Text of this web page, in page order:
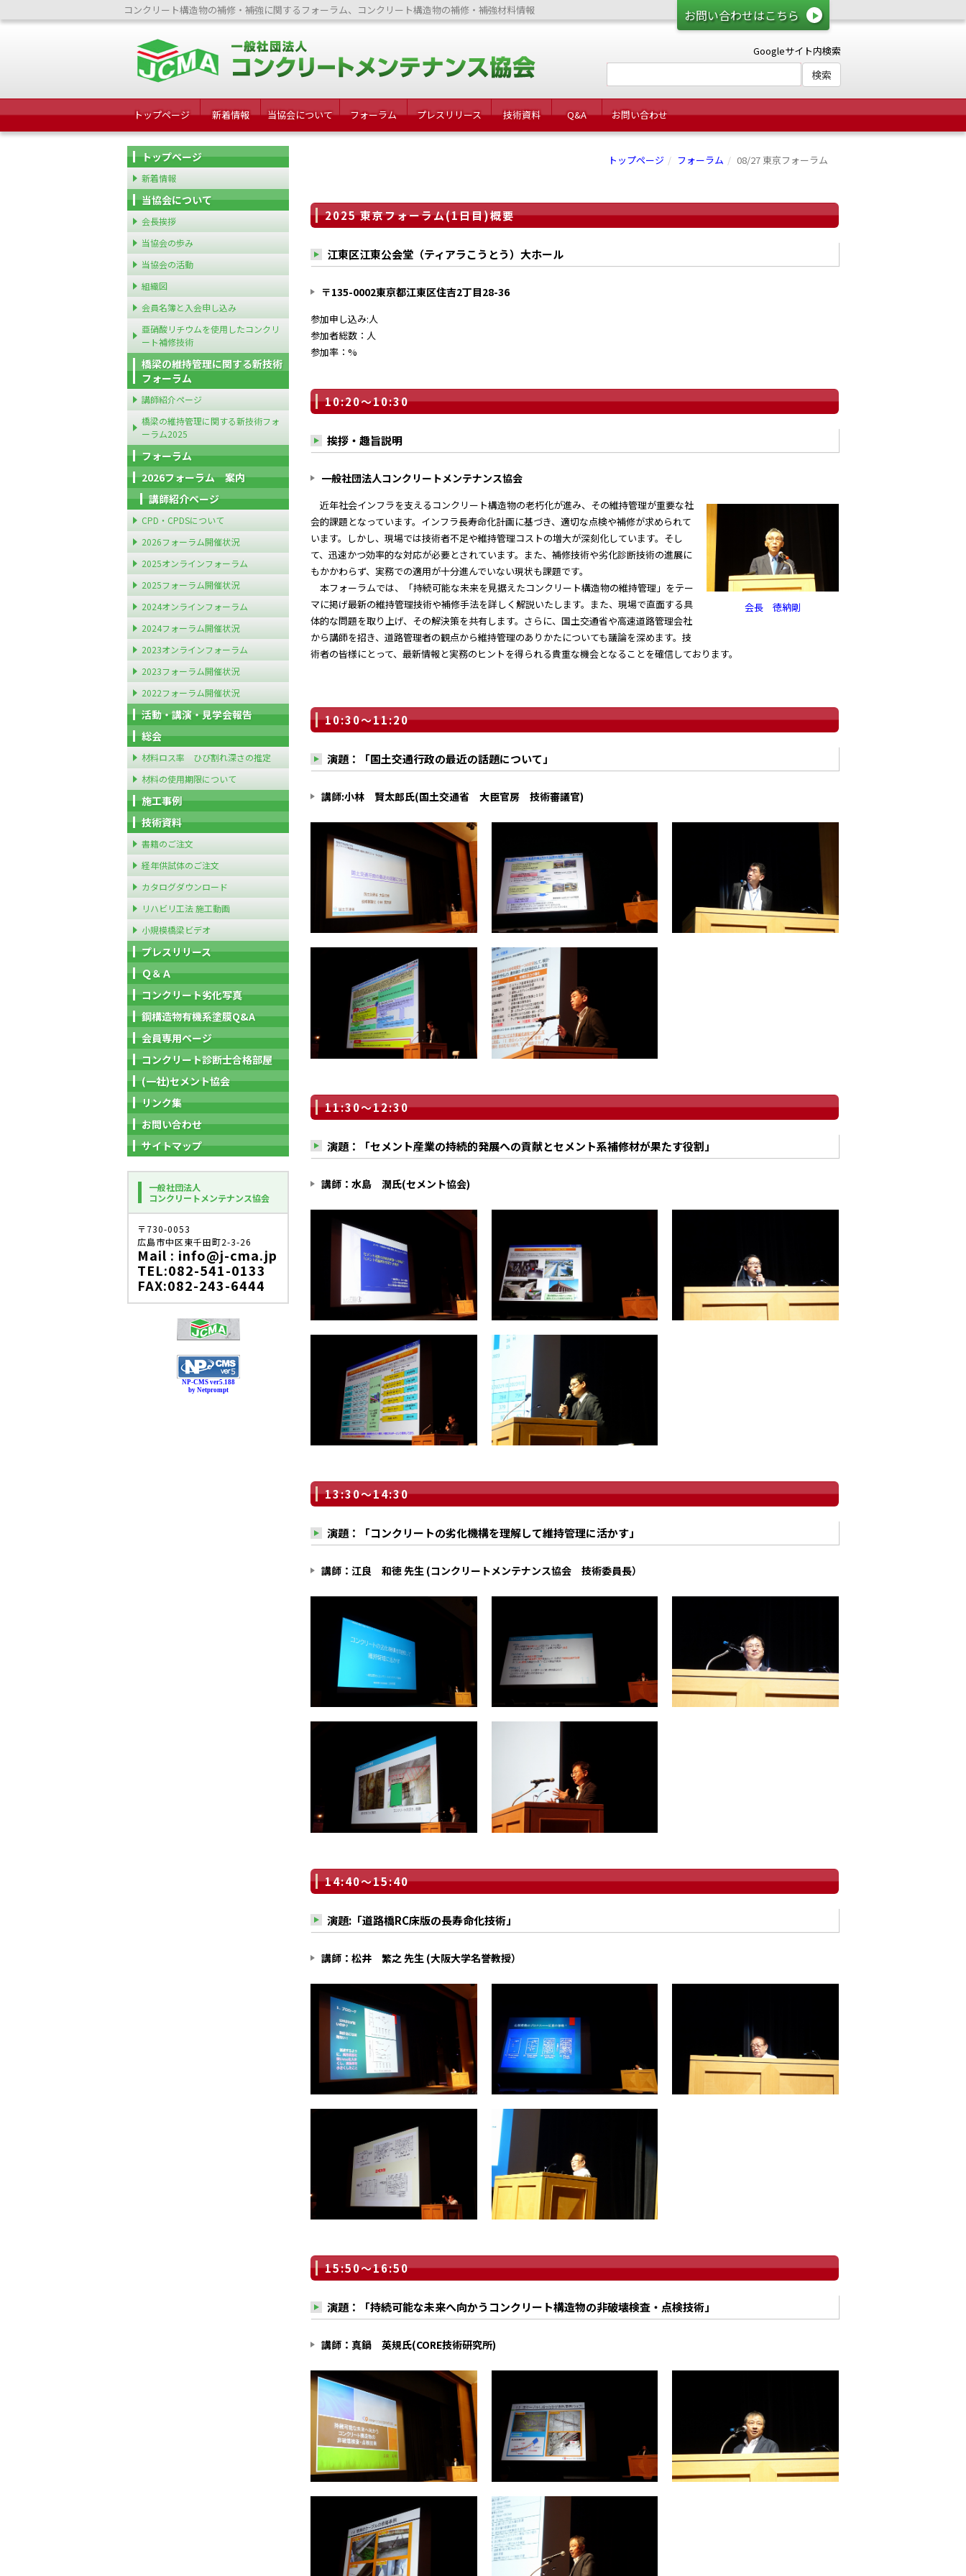
お問い合わせはこちら
コンクリート構造物の補修・補強に関するフォーラム、コンクリート構造物の補修・補強材料情報
Googleサイト内検索
トップページ 新着情報 当協会について フォーラム プレスリリース 技術資料 Q&A お問い合わせ
トップページ フォーラム 08/27 東京フォーラム
2025 東京フォーラム(1日目)概要
江東区江東公会堂（ティアラこうとう）大ホール
〒135-0002東京都江東区住吉2丁目28-36
参加申し込み:人
参加者総数：人
参加率：%
10:20～10:30
挨拶・趣旨説明
一般社団法人コンクリートメンテナンス協会
会長 徳納剛
近年社会インフラを支えるコンクリート構造物の老朽化が進み、その維持管理が重要な社
会的課題となっています。インフラ長寿命化計画に基づき、適切な点検や補修が求められて
います。しかし、現場では技術者不足や維持管理コストの増大が深刻化しています。そし
て、迅速かつ効率的な対応が必要とされています。また、補修技術や劣化診断技術の進展に
もかかわらず、実務での適用が十分進んでいない現状も課題です。
本フォーラムでは、「持続可能な未来を見据えたコンクリート構造物の維持管理」をテー
マに掲げ最新の維持管理技術や補修手法を詳しく解説いたします。また、現場で直面する具
体的な問題を取り上げ、その解決策を共有します。さらに、国土交通省や高速道路管理会社
から講師を招き、道路管理者の観点から維持管理のありかたについても議論を深めます。技
術者の皆様にとって、最新情報と実務のヒントを得られる貴重な機会となることを確信しております。
10:30～11:20
演題：「国土交通行政の最近の話題について」
講師:小林 賢太郎氏(国土交通省 大臣官房 技術審議官)
11:30～12:30
演題：「セメント産業の持続的発展への貢献とセメント系補修材が果たす役割」
講師：水島 潤氏(セメント協会)
13:30～14:30
演題：「コンクリートの劣化機構を理解して維持管理に活かす」
講師：江良 和徳 先生 (コンクリートメンテナンス協会 技術委員長）
14:40～15:40
演題:「道路橋RC床版の長寿命化技術」
講師：松井 繁之 先生 (大阪大学名誉教授）
15:50～16:50
演題：「持続可能な未来へ向かうコンクリート構造物の非破壊検査・点検技術」
講師：真鍋 英規氏(CORE技術研究所)
トップページ
新着情報
当協会について
会長挨拶
当協会の歩み
当協会の活動
組織図
会員名簿と入会申し込み
亜硝酸リチウムを使用したコンクリ
ート補修技術
橋梁の維持管理に関する新技術
フォーラム
講師紹介ページ
橋梁の維持管理に関する新技術フォ
ーラム2025
フォーラム
2026フォーラム 案内
講師紹介ページ
CPD・CPDSについて
2026フォーラム開催状況
2025オンラインフォーラム
2025フォーラム開催状況
2024オンラインフォーラム
2024フォーラム開催状況
2023オンラインフォーラム
2023フォーラム開催状況
2022フォーラム開催状況
活動・講演・見学会報告
総会
材料ロス率 ひび割れ深さの推定
材料の使用期限について
施工事例
技術資料
書籍のご注文
経年供試体のご注文
カタログダウンロード
リハビリ工法 施工動画
小規模橋梁ビデオ
プレスリリース
Ｑ＆Ａ
コンクリート劣化写真
鋼構造物有機系塗膜Q&A
会員専用ページ
コンクリート診断士合格部屋
(一社)セメント協会
リンク集
お問い合わせ
サイトマップ
一般社団法人
コンクリートメンテナンス協会
〒730-0053
広島市中区東千田町2-3-26
Mail : info@j-cma.jp
TEL:082-541-0133
FAX:082-243-6444
NP-CMS ver5.188
by Netprompt